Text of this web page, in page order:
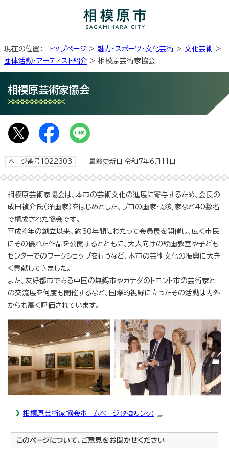
現在の位置： トップページ > 魅力・スポーツ・文化芸術 > 文化芸術 >
団体活動・アーティスト紹介 > 相模原芸術家協会
相模原芸術家協会
ページ番号1022303 最終更新日 令和7年6月11日
相模原芸術家協会は、本市の芸術文化の進展に寄与するため、会長の
成田禎介氏（洋画家）をはじめとした、プロの画家・彫刻家など40数名
で構成された協会です。
平成4年の創立以来、約30年間にわたって会員展を開催し、広く市民
にその優れた作品を公開するとともに、大人向けの絵画教室や子ども
センターでのワークショップを行うなど、本市の芸術文化の振興に大き
く貢献してきました。
また、友好都市である中国の無錫市やカナダのトロント市の芸術家と
の交流展を何度も開催するなど、国際的視野に立ったその活動は内外
からも高く評価されています。
相模原芸術家協会ホームページ （外部リンク）
このページについて、ご意見をお聞かせください